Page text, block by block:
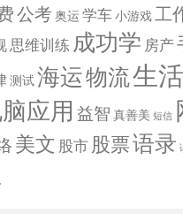
公考 奥运 学车 小游戏 工
思维训练 成功学 房产
测试 海运物流生活
应用 益智 真善美 短信
美文 股市 股票语录